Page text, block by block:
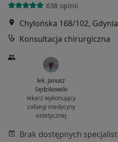
638 opinii
Chylońska 168/102, Gdynia
Konsultacja chirurgiczna
lek. Janusz
Sędzikowski
lekarz wykonujący
zabiegi medycyny
estetycznej